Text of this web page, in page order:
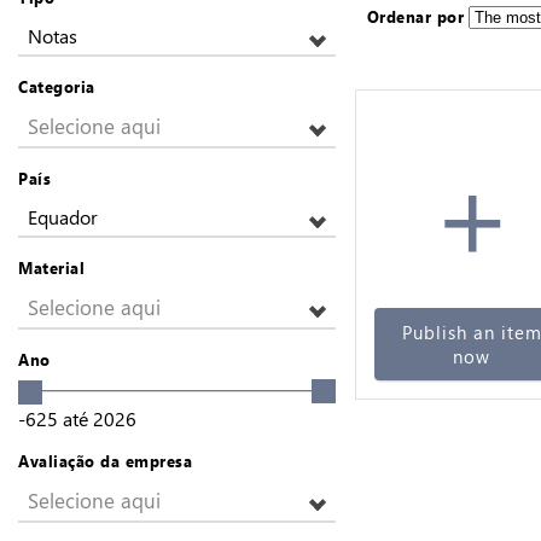
Notas
Categoria
Selecione aqui
País
Equador
Material
Selecione aqui
Ano
-625 até 2026
Avaliação da empresa
Selecione aqui
Ordenar por
+
Publish an item
now